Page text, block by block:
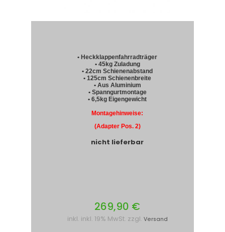
• Heckklappenfahrradträger
• 45kg Zuladung
• 22cm Schienenabstand
• 125cm Schienenbreite
• Aus Aluminium
• Spanngurtmontage
• 6,5kg Eigengewicht
Montagehinweise:
(Adapter Pos. 2)
nicht lieferbar
269,90 €
inkl. inkl. 19% MwSt. zzgl. Versand